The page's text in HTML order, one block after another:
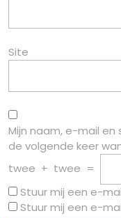
Site
Mijn naam, e-mail
de volgende keer
twee + twee =
Stuur mij een e-
Stuur mij een e-